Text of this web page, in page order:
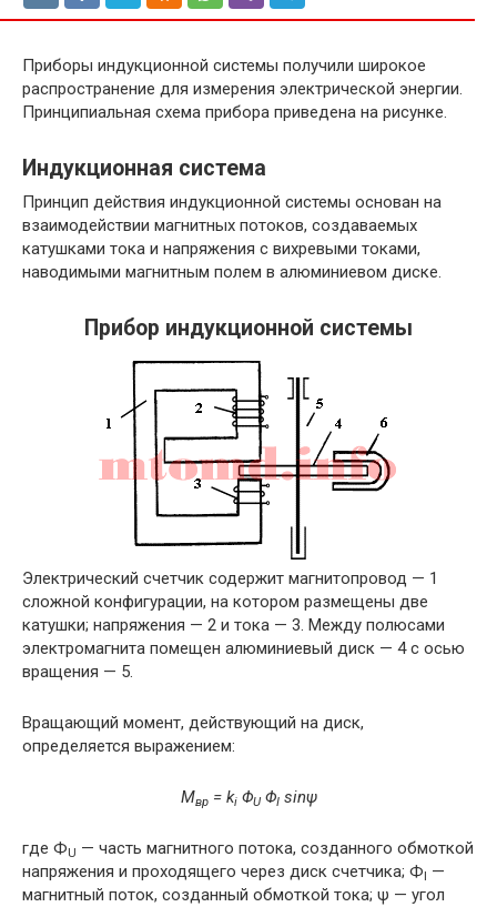
Приборы индукционной системы получили широкое
распространение для измерения электрической энергии.
Принципиальная схема прибора приведена на рисунке.
Индукционная система
Принцип действия индукционной системы основан на
взаимодействии магнитных потоков, создаваемых
катушками тока и напряжения с вихревыми токами,
наводимыми магнитным полем в алюминиевом диске.
Прибор индукционной системы
Электрический счетчик содержит магнитопровод — 1
сложной конфигурации, на котором размещены две
катушки; напряжения — 2 и тока — 3. Между полюсами
электромагнита помещен алюминиевый диск — 4 с осью
вращения — 5.
Вращающий момент, действующий на диск,
определяется выражением:
Mвр= kiΦUΦIsinψ
где ФU — часть магнитного потока, созданного обмоткой
напряжения и проходящего через диск счетчика; ФI —
магнитный поток, созданный обмоткой тока; ψ — угол